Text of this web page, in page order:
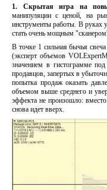
1. Скрытая игра на
манипуляции с ценой, на
инструменты работы. В руках
стать очень мощным
В точке 1 сильная бычья
(эксперт объемов
значением в гистограмме
продавцов, запертых в
попытка продаж оказать
объемом выше среднего и
эффекта не произошло: вместо
снова идет вверх.